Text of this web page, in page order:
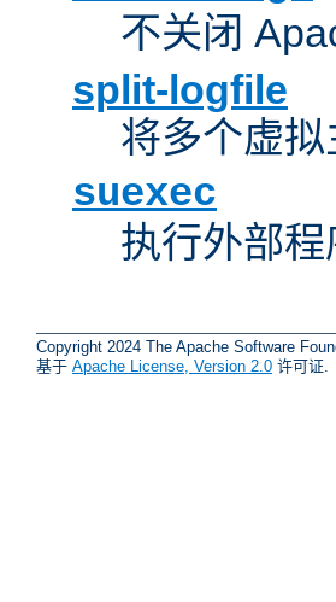
不关闭
split-logfile
将多个虚
suexec
执行外部
Copyright 2024 The Apache Software
基于 Apache License, Version 2.0 许可证.